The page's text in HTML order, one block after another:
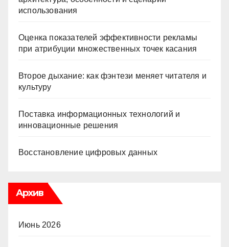
использования
Оценка показателей эффективности рекламы
при атрибуции множественных точек касания
Второе дыхание: как фэнтези меняет читателя и
культуру
Поставка информационных технологий и
инновационные решения
Восстановление цифровых данных
Архив
Июнь 2026